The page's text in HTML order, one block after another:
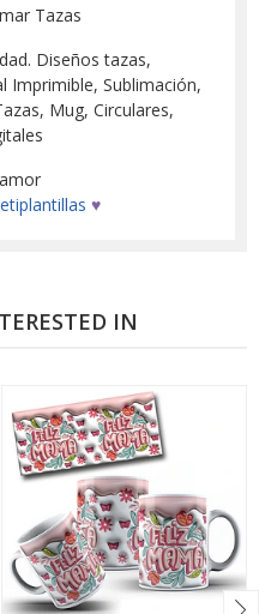
Tazas
Diseños tazas,
Imprimible, Sublimación,
Mug, Circulares,
♥
IN